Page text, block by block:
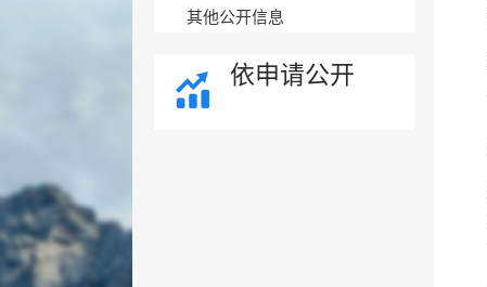
其他公开信息
依申请公开